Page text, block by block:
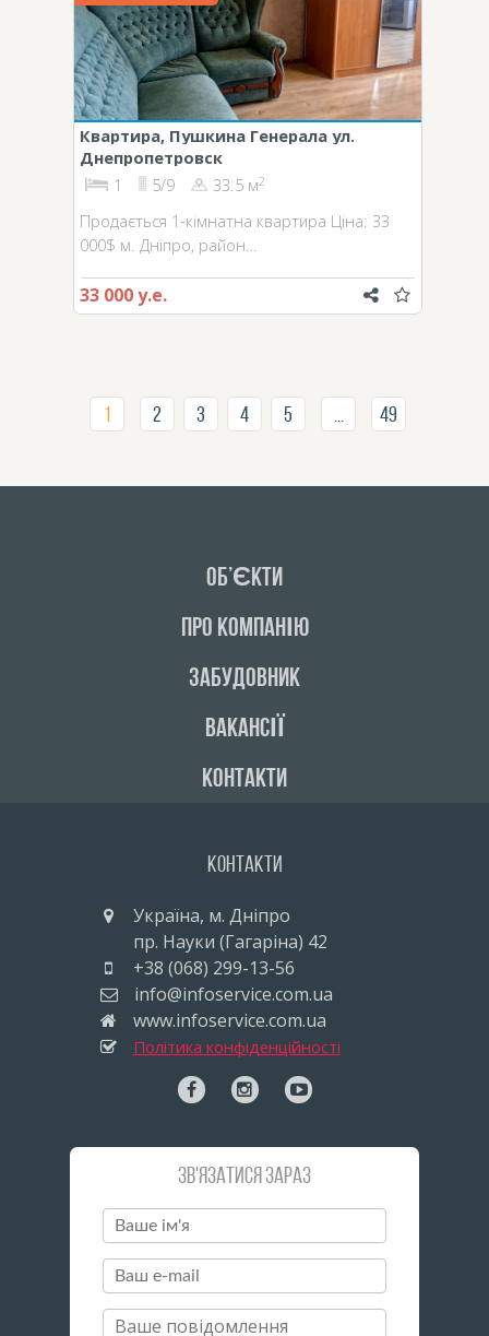
Квартира, Пушкина Генерала ул.
Днепропетровск
1
5/9 33.5 м2
Продається 1-кімнатна квартира Ціна: 33
000$ м. Дніпро, район…
33 000 у.е.
1 2 3 4 5 49
ОБ’ЄКТИ
ПРО КОМПАНІЮ
ЗАБУДОВНИК
ВАКАНСІЇ
КОНТАКТИ
Контакти
Україна, м. Дніпро
пр. Науки (Гагаріна) 42
+38 (068) 299-13-56
info@infoservice.com.ua
www.infoservice.com.ua
Політика конфіденційності
Зв'язатися зараз